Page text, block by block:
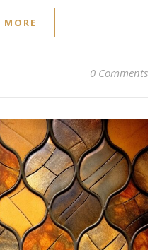
MORE
0 Comments